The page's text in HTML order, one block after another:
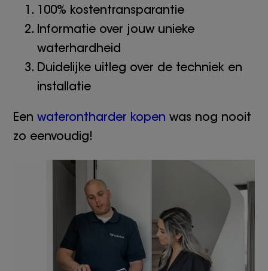
100% kostentransparantie
Informatie over jouw unieke
waterhardheid
Duidelijke uitleg over de techniek en
installatie
Eenwaterontharder kopen was nog nooit
zo eenvoudig!